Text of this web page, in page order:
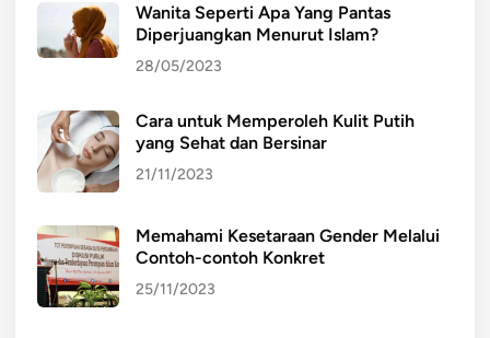
a
t
e
h
a
d
K
e
r
Wanita Seperti Apa Yang Pantas
Diperjuangkan Menurut Islam?
28/05/2023
Cara untuk Memperoleh Kulit Putih
yang Sehat dan Bersinar
21/11/2023
Memahami Kesetaraan Gender Melalui
Contoh-contoh Konkret
25/11/2023